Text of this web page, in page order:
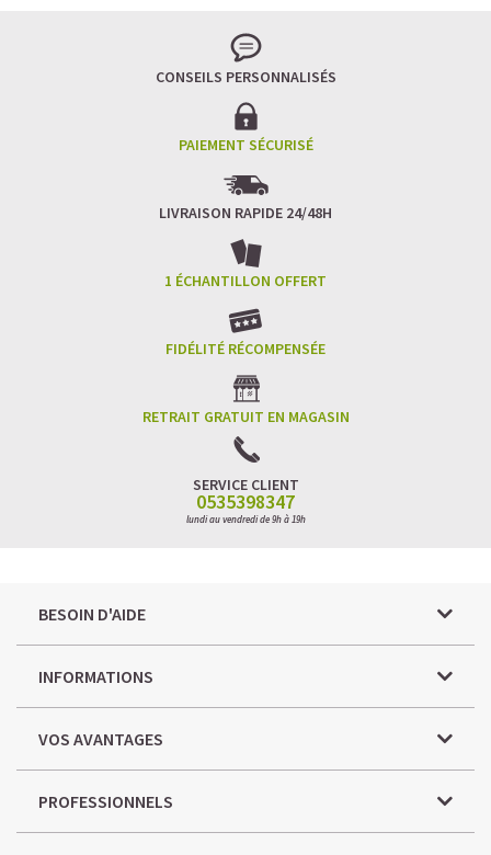
CONSEILS PERSONNALISÉS
PAIEMENT SÉCURISÉ
LIVRAISON RAPIDE 24/48H
1 ÉCHANTILLON OFFERT
FIDÉLITÉ RÉCOMPENSÉE
RETRAIT GRATUIT EN MAGASIN
SERVICE CLIENT
0535398347
lundi au vendredi de 9h à 19h
BESOIN D'AIDE
INFORMATIONS
VOS AVANTAGES
PROFESSIONNELS